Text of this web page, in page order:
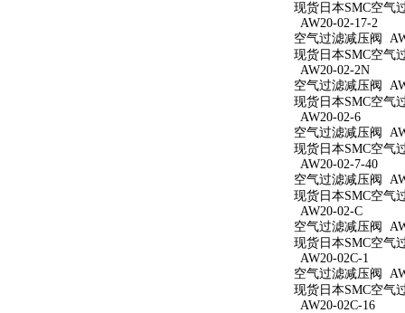
现货日本SMC空气
AW20-02-17-2
空气过滤减压阀
现货日本SMC空气
AW20-02-2N
空气过滤减压阀
现货日本SMC空气
AW20-02-6
空气过滤减压阀
现货日本SMC空气
AW20-02-7-40
空气过滤减压阀
现货日本SMC空气
AW20-02-C
空气过滤减压阀
现货日本SMC空气
AW20-02C-1
空气过滤减压阀
现货日本SMC空气
AW20-02C-16